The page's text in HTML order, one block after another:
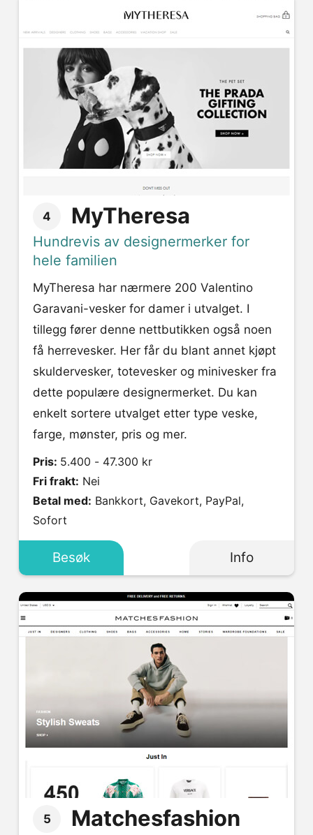
4 MyTheresa
Hundrevis av designermerker for
hele familien
MyTheresa har nærmere 200 Valentino
Garavani-vesker for damer i utvalget. I
tillegg fører denne nettbutikken også noen
få herrevesker. Her får du blant annet kjøpt
skuldervesker, totevesker og minivesker fra
dette populære designermerket. Du kan
enkelt sortere utvalget etter type veske,
farge, mønster, pris og mer.
Pris: 5.400 - 47.300 kr
Fri frakt: Nei
Betal med:
Sofort
Besøk Info
5 Matchesfashion